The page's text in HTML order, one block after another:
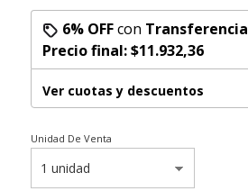
6% OFFcon Transferencia
Precio final:$11.932,36
Ver cuotas y descuentos
Unidad De Venta